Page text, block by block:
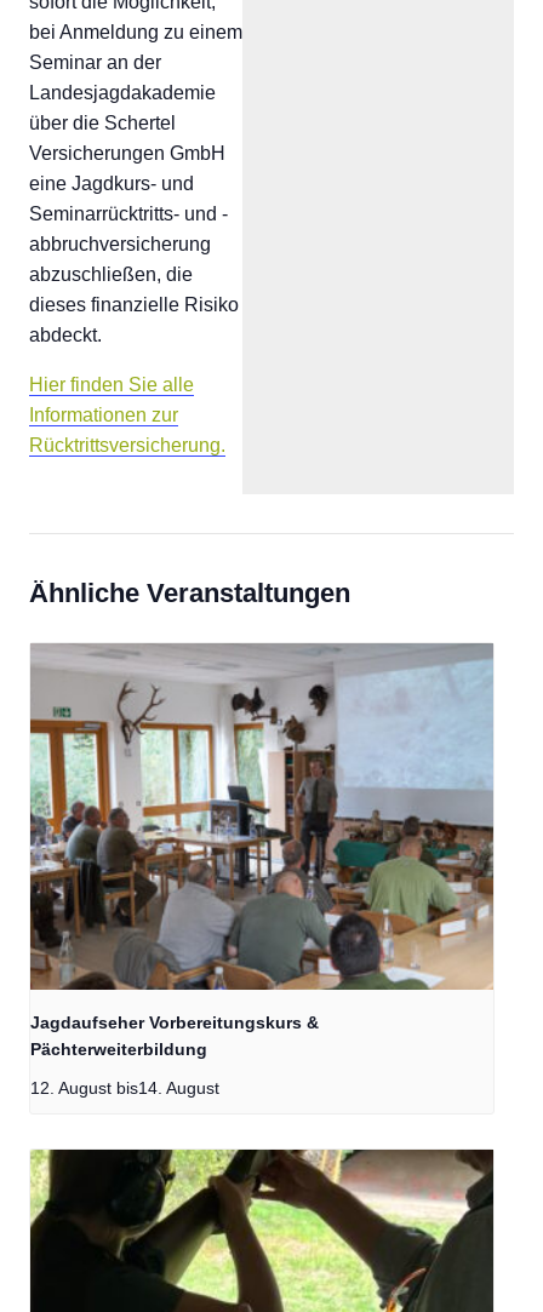
bei Anmeldung zu einem
Seminar an der
Landesjagdakademie
über die Schertel
Versicherungen GmbH
eine Jagdkurs- und
Seminarrücktritts- und -
abbruchversicherung
abzuschließen, die
dieses finanzielle Risiko
abdeckt.
Hier finden Sie alle
Informationen zur
Rücktrittsversicherung.
Ähnliche Veranstaltungen
Jagdaufseher Vorbereitungskurs &
Pächterweiterbildung
12. August bis14. August